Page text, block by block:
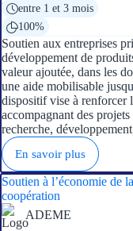
entre 1 et 3 mois
100%
Soutien aux entreprises
développement de
valeur ajoutée, dans les
une aide mobilisable
dispositif vise à renforcer
accompagnant des
recherche,
En savoir plus
Soutien à l’économie de
coopération
ADEME